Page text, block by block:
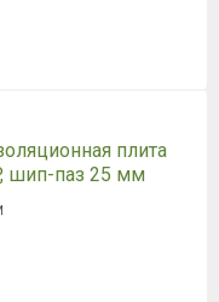
плита
шип-паз 25 мм